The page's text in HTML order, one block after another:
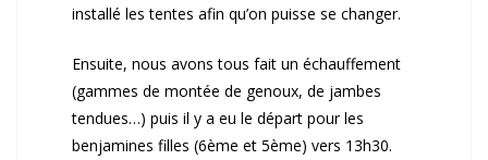
installé les tentes afin qu’on puisse se changer.
Ensuite, nous avons tous fait un échauffement
(gammes de montée de genoux, de jambes
tendues…) puis il y a eu le départ pour les
benjamines filles (6ème et 5ème) vers 13h30.